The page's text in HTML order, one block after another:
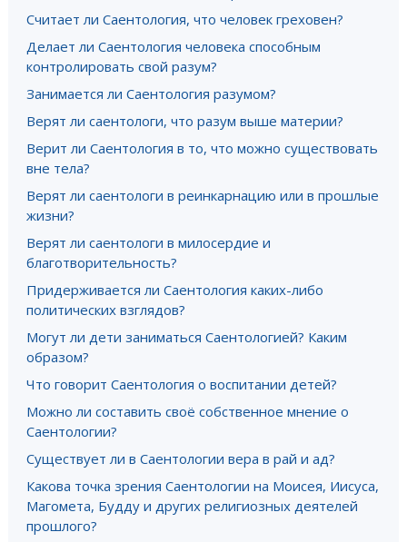
Считает ли Саентология, что человек греховен?
Делает ли Саентология человека способным
контролировать свой разум?
Занимается ли Саентология разумом?
Верят ли саентологи, что разум выше материи?
Верит ли Саентология в то, что можно существовать
вне тела?
Верят ли саентологи в реинкарнацию или в прошлые
жизни?
Верят ли саентологи в милосердие и
благотворительность?
Придерживается ли Саентология каких-либо
политических взглядов?
Могут ли дети заниматься Саентологией? Каким
образом?
Что говорит Саентология о воспитании детей?
Можно ли составить своё собственное мнение о
Саентологии?
Существует ли в Саентологии вера в рай и ад?
Какова точка зрения Саентологии на Моисея, Иисуса,
Магомета, Будду и других религиозных деятелей
прошлого?